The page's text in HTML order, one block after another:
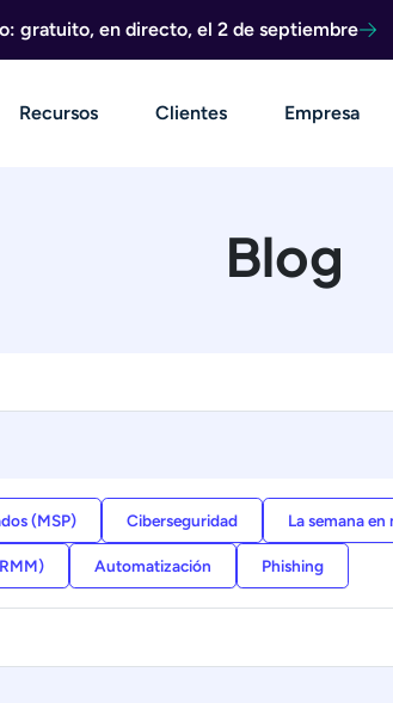
gratuito, en directo, el 2 de septiembre
Recursos Clientes Empresa
Blog
(MSP) Ciberseguridad La semana
Automatización Phishing